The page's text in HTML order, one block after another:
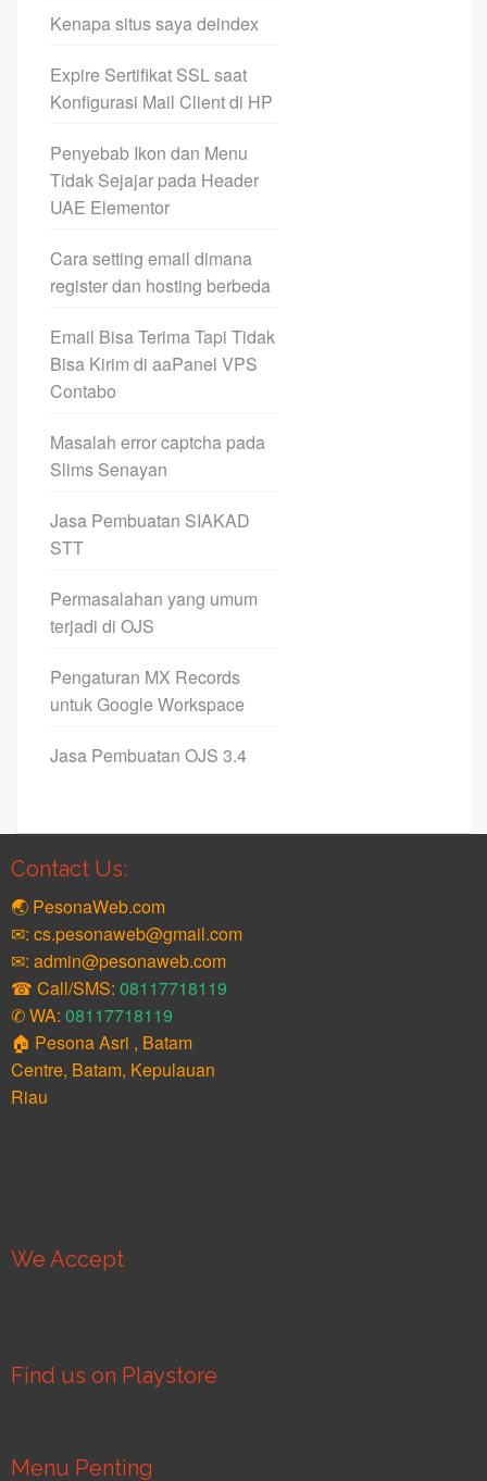
Kenapa situs saya deindex
Expire Sertifikat SSL saat
Konfigurasi Mail Client di HP
Penyebab Ikon dan Menu
Tidak Sejajar pada Header
UAE Elementor
Cara setting email dimana
register dan hosting berbeda
Email Bisa Terima Tapi Tidak
Bisa Kirim di aaPanel VPS
Contabo
Masalah error captcha pada
Slims Senayan
Jasa Pembuatan SIAKAD
STT
Permasalahan yang umum
terjadi di OJS
Pengaturan MX Records
untuk Google Workspace
Jasa Pembuatan OJS 3.4
Contact Us:
🌏 PesonaWeb.com
✉: cs.pesonaweb@gmail.com
✉: admin@pesonaweb.com
☎ Call/SMS: 08117718119
✆ WA: 08117718119
🏠 Pesona Asri , Batam
Centre, Batam, Kepulauan
Riau
We Accept
Find us on Playstore
Menu Penting